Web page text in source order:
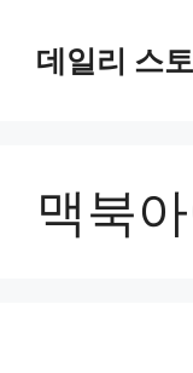
데일리 스
맥북